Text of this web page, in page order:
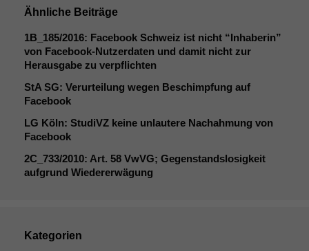
Ähnliche Beiträge
1B_185/2016: Facebook Schweiz ist nicht “Inhaberin”
von Facebook-Nutzerdaten und damit nicht zur
Herausgabe zu verpflichten
StA SG: Verurteilung wegen Beschimpfung auf
Facebook
LG Köln: StudiVZ keine unlautere Nachahmung von
Facebook
2C_733/2010: Art. 58 VwVG; Gegenstandslosigkeit
aufgrund Wiedererwägung
Kategorien